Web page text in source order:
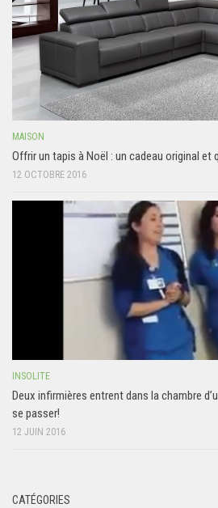
MAISON
Offrir un tapis à Noël : un cadeau original et
12 OCTOBRE 2016
INSOLITE
Deux infirmières entrent dans la chambre
se passer!
12 JUIN 2016
CATÉGORIES